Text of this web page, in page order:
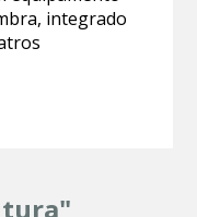
integrado